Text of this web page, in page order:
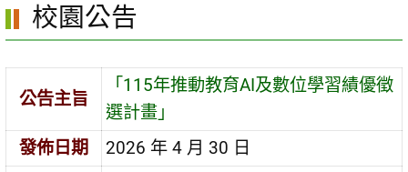
容
校園公告
公告主旨
「115年推動教育AI及數位學習績優徵
選計畫」
發佈日期
2026 年 4 月 30 日